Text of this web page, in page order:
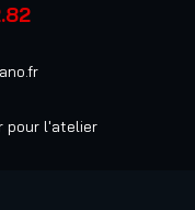
pour l'atelier